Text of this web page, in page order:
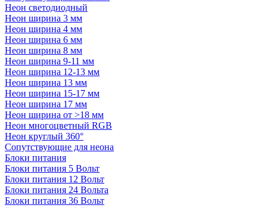
Неон светодиодный
Неон ширина 3 мм
Неон ширина 4 мм
Неон ширина 6 мм
Неон ширина 8 мм
Неон ширина 9-11 мм
Неон ширина 12-13 мм
Неон ширина 13 мм
Неон ширина 15-17 мм
Неон ширина 17 мм
Неон ширина от >18 мм
Неон многоцветный RGB
Неон круглый 360°
Сопутствующие для неона
Блоки питания
Блоки питания 5 Вольт
Блоки питания 12 Вольт
Блоки питания 24 Вольта
Блоки питания 36 Вольт